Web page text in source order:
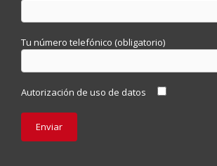
Tu número telefónico (obligatorio)
Autorización de uso de datos